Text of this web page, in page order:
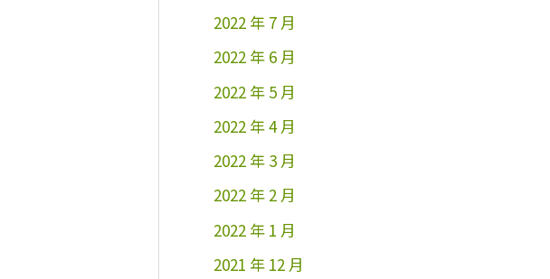
2022 年 7 月
2022 年 6 月
2022 年 5 月
2022 年 4 月
2022 年 3 月
2022 年 2 月
2022 年 1 月
2021 年 12 月